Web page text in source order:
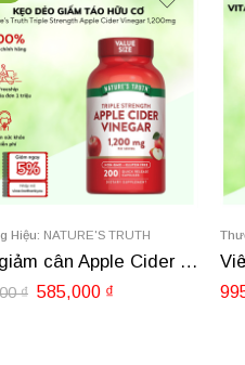
Hiệu: NATURE'S TRUTH
Kẹo giảm cân Apple Cider Nature’s Truth 120 viên
₫ 585,000 ₫